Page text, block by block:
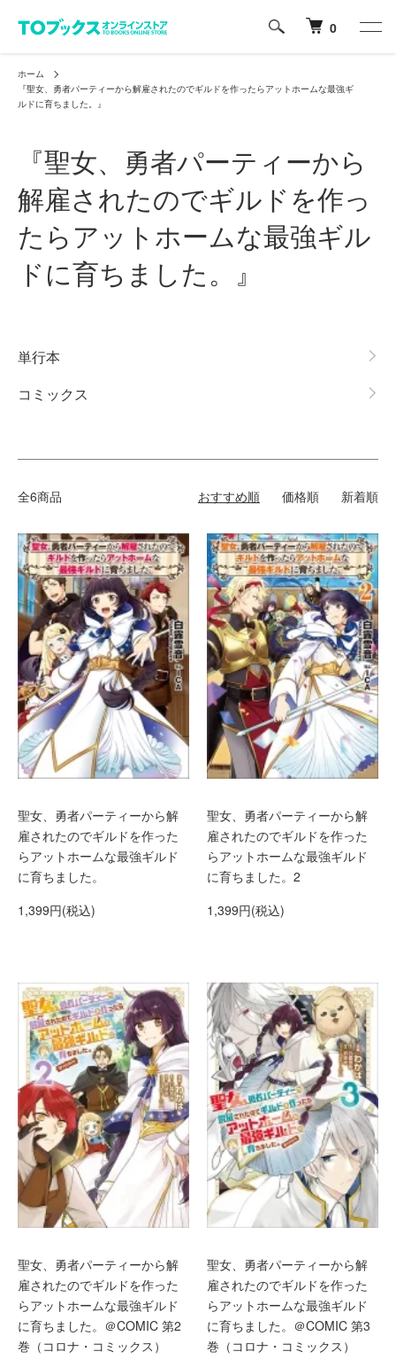
0
ホーム
『聖女、勇者パーティーから解雇されたのでギルドを作ったらアットホームな最強ギ
ルドに育ちました。』
『聖女、勇者パーティーから
解雇されたのでギルドを作っ
たらアットホームな最強ギル
ドに育ちました。』
単行本
コミックス
全6商品 おすすめ順 価格順 新着順
聖女、勇者パーティーから解
雇されたのでギルドを作った
らアットホームな最強ギルド
に育ちました。
1,399円(税込)
聖女、勇者パーティーから解
雇されたのでギルドを作った
らアットホームな最強ギルド
に育ちました。2
1,399円(税込)
聖女、勇者パーティーから解
雇されたのでギルドを作った
らアットホームな最強ギルド
に育ちました。＠COMIC 第2
巻（コロナ・コミックス）
聖女、勇者パーティーから解
雇されたのでギルドを作った
らアットホームな最強ギルド
に育ちました。＠COMIC 第3
巻（コロナ・コミックス）